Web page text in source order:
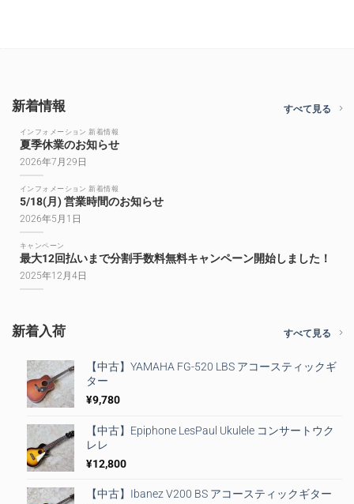
新着情報 すべて見る
インフォメーション 新着情報
夏季休業のお知らせ
2026年7月29日
インフォメーション 新着情報
5/18(月) 営業時間のお知らせ
2026年5月1日
キャンペーン
最大12回払いまで分割手数料無料キャンペーン開始しました！
2025年12月4日
新着入荷 すべて見る
【中古】YAMAHA FG-520 LBS アコースティックギ
ター
¥9,780
【中古】Epiphone LesPaul Ukulele コンサートウク
レレ
¥12,800
【中古】Ibanez V200 BS アコースティックギター